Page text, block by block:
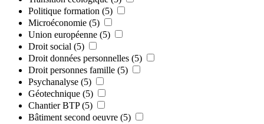
Politique formation (5)
Microéconomie (5)
Union européenne (5)
Droit social (5)
Droit données personnelles (5)
Droit personnes famille (5)
Psychanalyse (5)
Géotechnique (5)
Chantier BTP (5)
Bâtiment second oeuvre (5)